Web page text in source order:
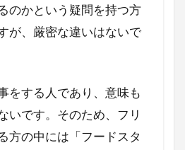
のかという疑問を持つ方
が、厳密な違いはないで
をする人であり、意味も
いです。そのため、フリ
方の中には「フードスタ
Webデザイナー
Photoshop
NMB
イタリアン
テーブルコーディネート